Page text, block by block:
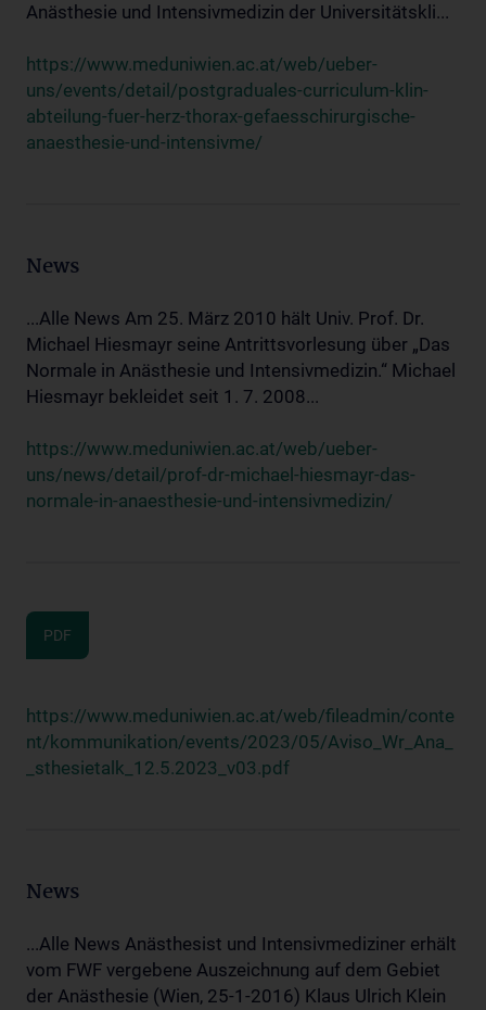
Anästhesie und Intensivmedizin der Universitätskli...
https://www.meduniwien.ac.at/web/ueber-
uns/events/detail/postgraduales-curriculum-klin-
abteilung-fuer-herz-thorax-gefaesschirurgische-
anaesthesie-und-intensivme/
News
...Alle News Am 25. März 2010 hält Univ. Prof. Dr.
Michael Hiesmayr seine Antrittsvorlesung über „Das
Normale in Anästhesie und Intensivmedizin.“ Michael
Hiesmayr bekleidet seit 1. 7. 2008...
https://www.meduniwien.ac.at/web/ueber-
uns/news/detail/prof-dr-michael-hiesmayr-das-
normale-in-anaesthesie-und-intensivmedizin/
PDF
https://www.meduniwien.ac.at/web/fileadmin/conte
nt/kommunikation/events/2023/05/Aviso_Wr_Ana_
_sthesietalk_12.5.2023_v03.pdf
News
...Alle News Anästhesist und Intensivmediziner erhält
vom FWF vergebene Auszeichnung auf dem Gebiet
der Anästhesie (Wien, 25-1-2016) Klaus Ulrich Klein